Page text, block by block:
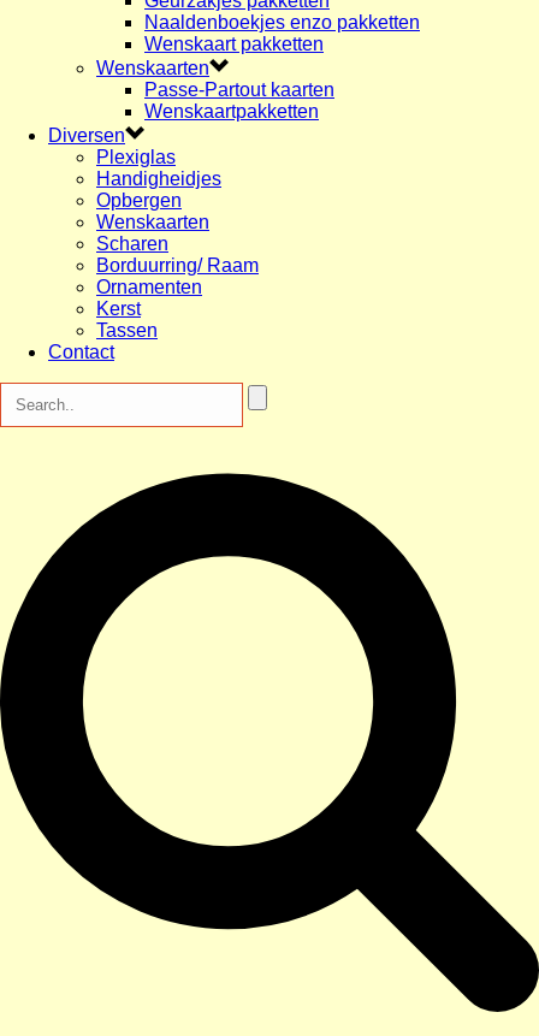
Naaldenboekjes enzo pakketten
Wenskaart pakketten
Wenskaarten
Passe-Partout kaarten
Wenskaartpakketten
Diversen
Plexiglas
Handigheidjes
Opbergen
Wenskaarten
Scharen
Borduurring/ Raam
Ornamenten
Kerst
Tassen
Contact